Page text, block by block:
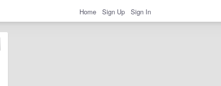
Home Sign Up Sign In